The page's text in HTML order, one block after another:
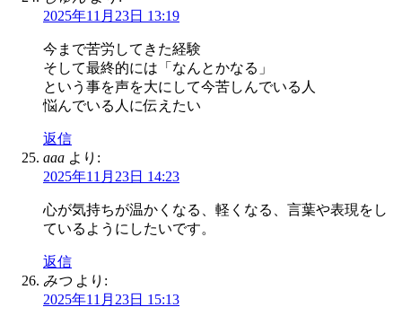
2025年11月23日 13:19
今まで苦労してきた経験
そして最終的には「なんとかなる」
という事を声を大にして今苦しんでいる人
悩んでいる人に伝えたい
返信
aaa より:
2025年11月23日 14:23
心が気持ちが温かくなる、軽くなる、言葉や表現をし
ているようにしたいです。
返信
みつ より:
2025年11月23日 15:13